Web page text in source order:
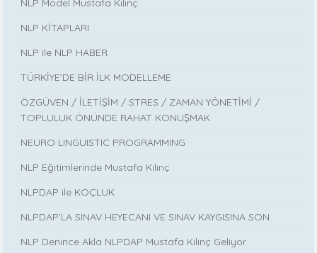
NLP Model Mustafa Kılınç
NLP KİTAPLARI
NLP ile NLP HABER
TÜRKİYE’DE BİR İLK MODELLEME
ÖZGÜVEN / İLETİŞİM / STRES / ZAMAN YÖNETİMİ /
TOPLULUK ÖNÜNDE RAHAT KONUŞMAK
NEURO LINGUISTIC PROGRAMMING
NLP Eğitimlerinde Mustafa Kılınç
NLPDAP ile KOÇLUK
NLPDAP’LA SINAV HEYECANI VE SINAV KAYGISINA SON
NLP Denince Akla NLPDAP Mustafa Kılınç Geliyor